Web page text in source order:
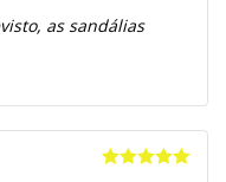
de 5
as sandálias